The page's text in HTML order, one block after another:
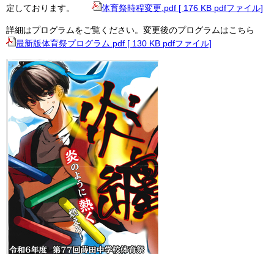
定しております。
体育祭時程変更.pdf [ 176 KB pdfファイル]
詳細はプログラムをご覧ください。変更後のプログラムはこちら
最新版体育祭プログラム.pdf [ 130 KB pdfファイル]